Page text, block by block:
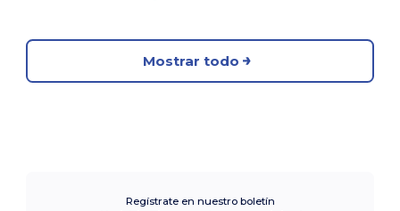
Mostrar todo
Regístrate en nuestro boletín